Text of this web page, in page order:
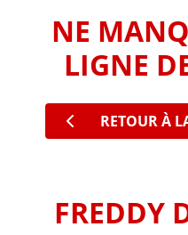
NE
LIGNE
RETOUR À
FREDDY